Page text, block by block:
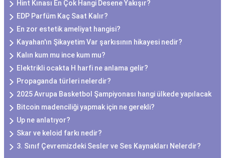
Hint Kınası En Çok Hangi Desene Yakışır?
EDP Parfüm Kaç Saat Kalır?
En zor estetik ameliyat hangisi?
Kayahan'ın Şikayetim Var şarkısının hikayesi nedir?
Kalın kum mu ince kum mu?
Elektrikli ocakta H harfi ne anlama gelir?
Propaganda türleri nelerdir?
2025 Avrupa Basketbol Şampiyonası hangi ülkede yapılacak
Bitcoin madenciliği yapmak için ne gerekli?
Up ne anlatıyor?
Skar ve keloid farkı nedir?
3. Sınıf Çevremizdeki Sesler ve Ses Kaynakları Nelerdir?